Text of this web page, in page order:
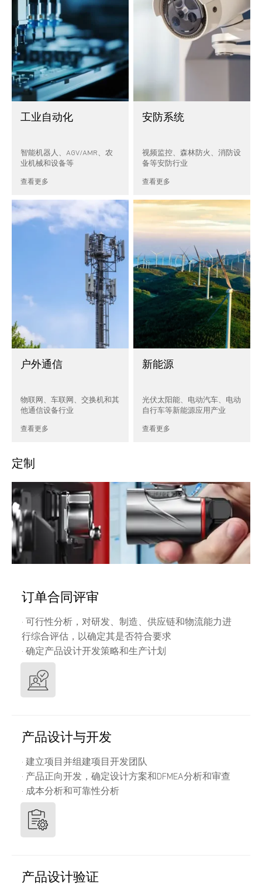
工业自动化
智能机器人、AGV/AMR、农
业机械和设备等
查看更多
安防系统
视频监控、森林防火、消防设
备等安防行业
查看更多
户外通信
物联网、车联网、交换机和其
他通信设备行业
查看更多
新能源
光伏太阳能、电动汽车、电动
自行车等新能源应用产业
查看更多
定制
订单合同评审
· 可行性分析，对研发、制造、供应链和物流能力进
行综合评估，以确定其是否符合要求
· 确定产品设计开发策略和生产计划
产品设计与开发
· 建立项目并组建项目开发团队
· 产品正向开发，确定设计方案和DFMEA分析和审查
· 成本分析和可靠性分析
产品设计验证